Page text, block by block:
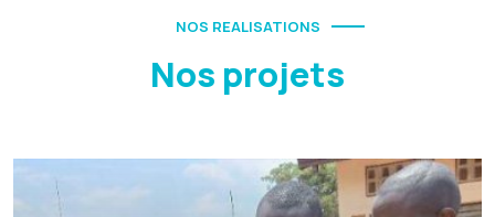
NOS REALISATIONS
Nos projets